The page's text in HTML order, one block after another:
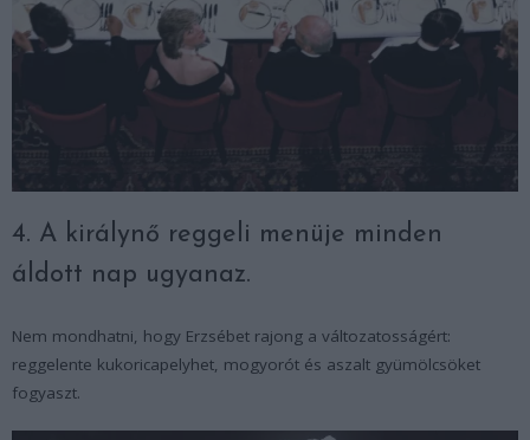
4. A királynő reggeli menüje minden
áldott nap ugyanaz.
Nem mondhatni, hogy Erzsébet rajong a változatosságért:
reggelente kukoricapelyhet, mogyorót és aszalt gyümölcsöket
fogyaszt.